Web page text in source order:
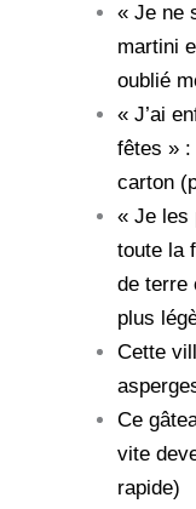
« Je ne
martini
oublié
« J’ai
fêtes » :
carton
« Je les
toute la
de terre
plus
Cette
Ce
vite
rapide)